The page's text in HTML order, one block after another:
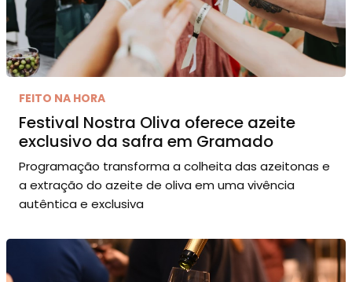
FEITO NA HORA
Festival Nostra Oliva oferece azeite
exclusivo da safra em Gramado
Programação transforma a colheita das azeitonas e
a extração do azeite de oliva em uma vivência
autêntica e exclusiva